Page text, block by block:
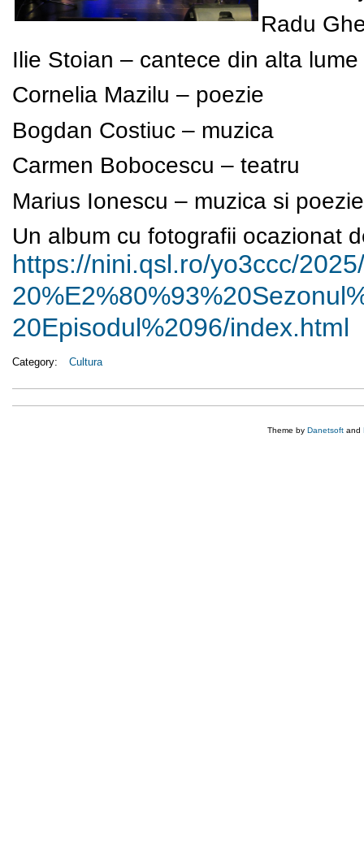
Radu
Ilie Stoian – cantece din alta lume
Cornelia Mazilu – poezie
Bogdan Costiuc – muzica
Carmen Bobocescu – teatru
Marius Ionescu – muzica si poezie
Un album cu fotografii ocazionat
https://nini.qsl.ro/yo3ccc/
20Episodul%2096/index.html
Category: Cultura
Theme by Danetsoft and